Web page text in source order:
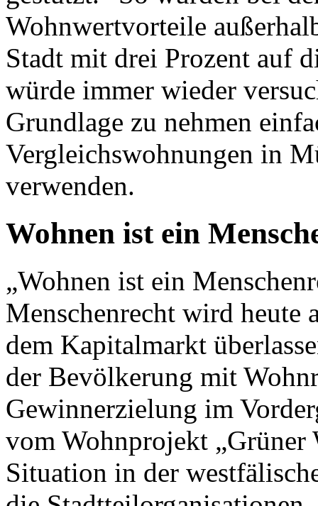
Wohnwertvorteile
Stadt mit drei Prozent auf
würde immer wieder
Grundlage zu nehmen
Vergleichswohnungen in
verwenden.
Wohnen ist ein
„Wohnen ist ein
Menschenrecht wird heute
dem Kapitalmarkt
der Bevölkerung mit
Gewinnerzielung im
vom Wohnprojekt „Grüner
Situation in der